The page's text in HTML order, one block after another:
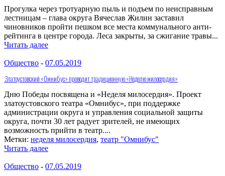
Прогулка через тротуарную пыль и подъем по неисправным
лестницам – глава округа Вячеслав Жилин заставил
чиновников пройти пешком все места коммунального анти-
рейтинга в центре города. Леса закрыты, за сжигание травы...
Читать далее
Общество - 07.05.2019
Златоустовский «Омнибус» проводит традиционную «Неделю милосердия»
Дню Победы посвящена и «Неделя милосердия». Проект
златоустовского театра «Омнибус», при поддержке
администрации округа и управления социальной защиты
округа, почти 30 лет радует зрителей, не имеющих
возможность прийти в театр....
Метки: неделя милосердия, театр "Омнибус"
Читать далее
Общество - 07.05.2019